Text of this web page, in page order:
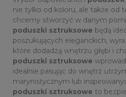
nie tylko od koloru, ale także od
chcemy stworzyć w danym
poduszki sztruksowe będą
poszukujących eleganckich,
które dodadzą wnętrzu głębi i
poduszki sztruksowe
idealnie pasując do wnętrz
marynistycznym lub
poduszki sztruksowe to